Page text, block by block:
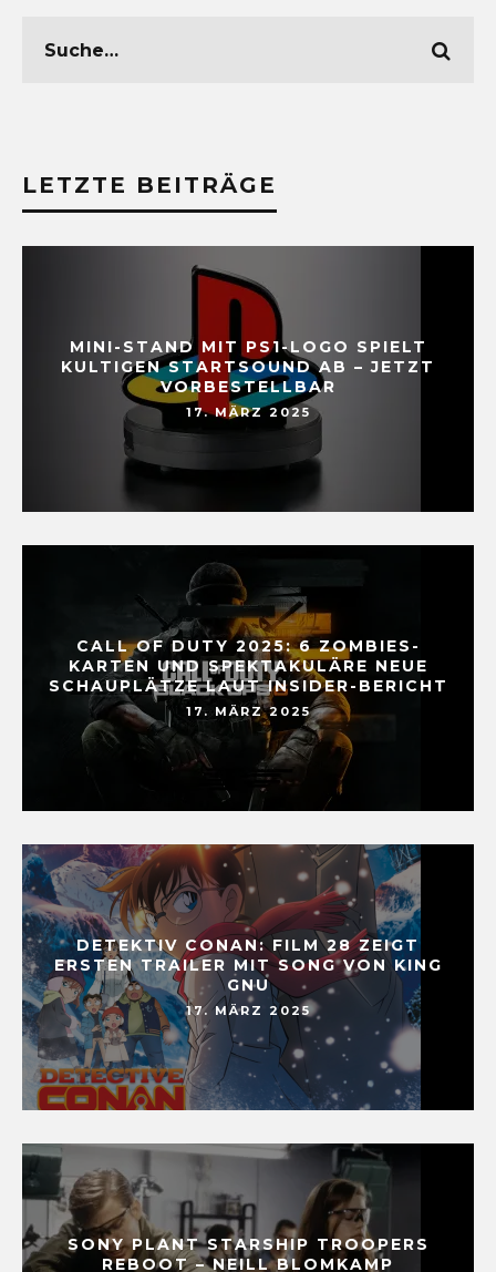
LETZTE BEITRÄGE
MINI-STAND MIT PS1-LOGO SPIELT
KULTIGEN STARTSOUND AB – JETZT
VORBESTELLBAR
17. MÄRZ 2025
CALL OF DUTY 2025: 6 ZOMBIES-
KARTEN UND SPEKTAKULÄRE NEUE
SCHAUPLÄTZE LAUT INSIDER-BERICHT
17. MÄRZ 2025
DETEKTIV CONAN: FILM 28 ZEIGT
ERSTEN TRAILER MIT SONG VON KING
GNU
17. MÄRZ 2025
SONY PLANT STARSHIP TROOPERS
REBOOT – NEILL BLOMKAMP